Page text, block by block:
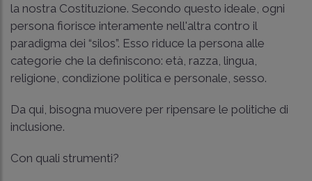
la nostra Costituzione. Secondo questo ideale, ogni
persona fiorisce interamente nell'altra contro il
paradigma dei “silos”. Esso riduce la persona alle
categorie che la definiscono: età, razza, lingua,
religione, condizione politica e personale, sesso.
Da qui, bisogna muovere per ripensare le politiche di
inclusione.
Con quali strumenti?